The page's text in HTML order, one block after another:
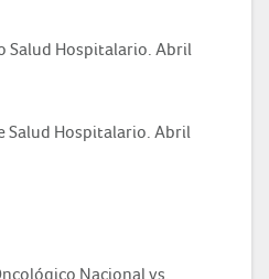
Salud Hospitalario. Abril
Salud Hospitalario. Abril
Nacional vs.